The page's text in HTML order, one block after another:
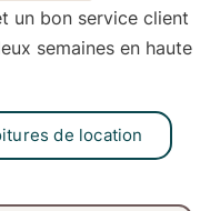
un bon service client
semaines en haute
de location